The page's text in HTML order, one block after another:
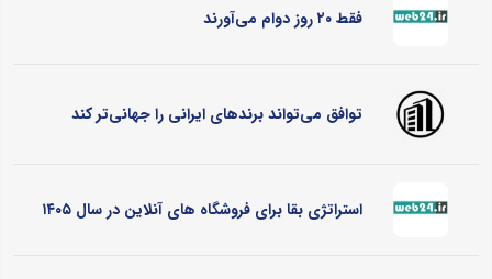
فقط ۲۰ روز دوام می‌آورند
توافق می‌تواند برندهای ایرانی را جهانی‌تر کند
استراتژی بقا برای فروشگاه های آنلاین در سال ۱۴۰۵